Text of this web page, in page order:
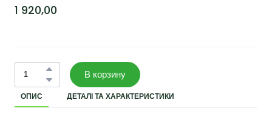
1 920,00
В корзину
ОПИС ДЕТАЛІ ТА ХАРАКТЕРИСТИКИ